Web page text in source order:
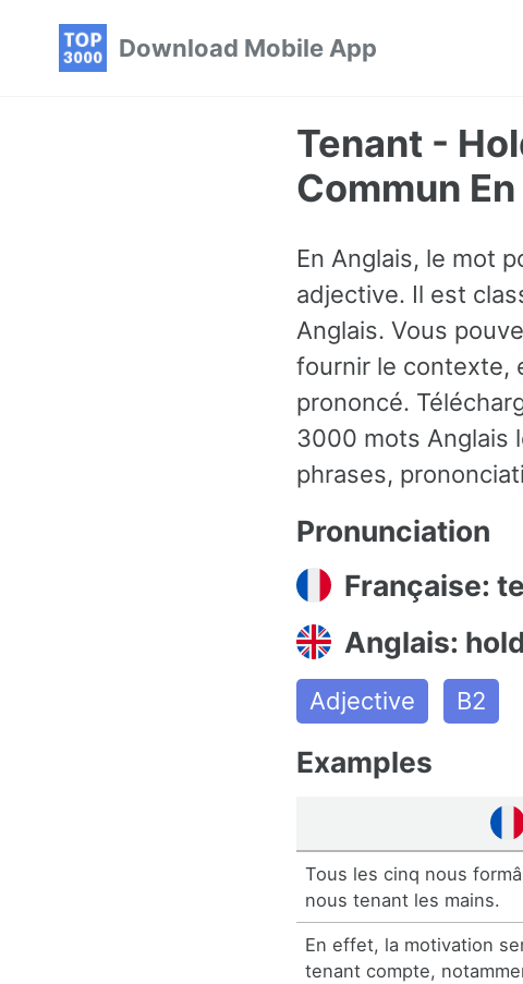
Download Mobile App
Tenant -
Commun
En Anglais, le mot
adjective. Il est
Anglais. Vous
fournir le contexte,
prononcé.
3000 mots Anglais
phrases,
Pronunciation
Française:
Anglais:
Adjective B2
Examples
Tous les cinq nous
nous tenant les mains.
En effet, la motivation
tenant compte,